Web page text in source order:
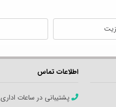
اطلاعات تماس
پشتیبانی در ساعات اداری